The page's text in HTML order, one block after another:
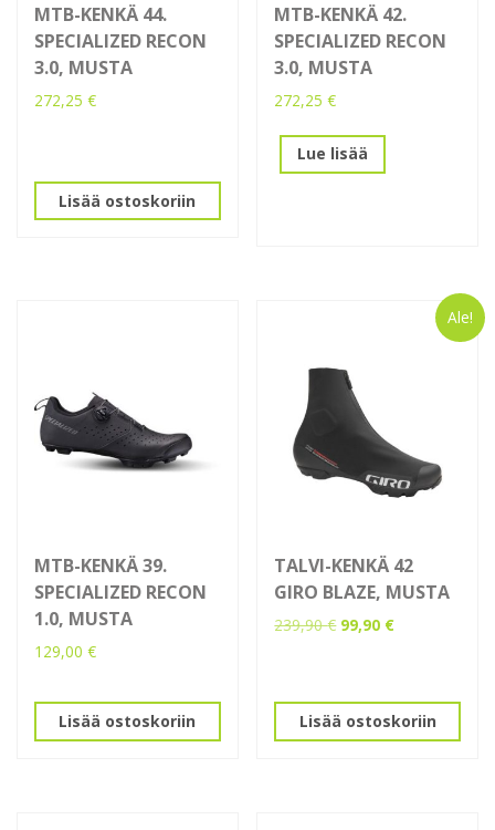
MTB-KENKÄ 44.
SPECIALIZED RECON
3.0, MUSTA
272,25 €
Lisää ostoskoriin
MTB-KENKÄ 42.
SPECIALIZED RECON
3.0, MUSTA
272,25€
Lue lisää
MTB-KENKÄ 39.
SPECIALIZED RECON
1.0, MUSTA
129,00 €
Lisää ostoskoriin
Ale!
TALVI-KENKÄ 42
GIRO BLAZE, MUSTA
239,90€ Alkuperäinen
99,90 €Nykyinen
Lisää ostoskoriin